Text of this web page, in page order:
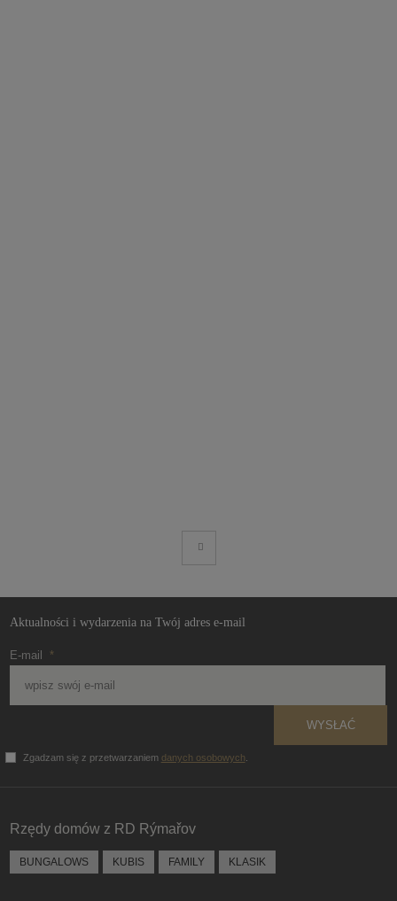
Aktualności i wydarzenia na Twój adres e-mail
E-mail *
WYSŁAĆ
Zgadzam się z przetwarzaniem danych osobowych
wysłany
Rzędy domów z RD Rýmařov
BUNGALOWS KUBIS FAMILY KLASIK